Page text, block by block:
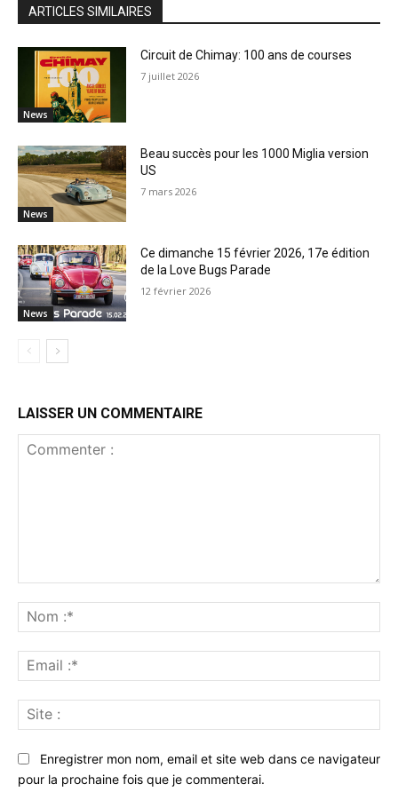
ARTICLES SIMILAIRES
News
Circuit de Chimay: 100 ans de courses
7 juillet 2026
News
Beau succès pour les 1000 Miglia version
US
7 mars 2026
News
Ce dimanche 15 février 2026, 17e édition
de la Love Bugs Parade
12 février 2026
LAISSER UN COMMENTAIRE
:*
:*
:
Enregistrer mon nom, email et site web dans ce navigateur
pour la prochaine fois que je commenterai.